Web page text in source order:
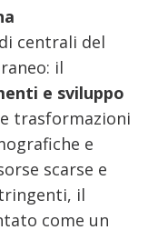
centrali del
il
e sviluppo
trasformazioni
e
scarse e
il
come un